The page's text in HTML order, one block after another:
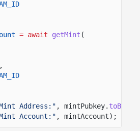
= await getMint (
,
Address:" , mintPubkey.
Account:" , mintAccount);